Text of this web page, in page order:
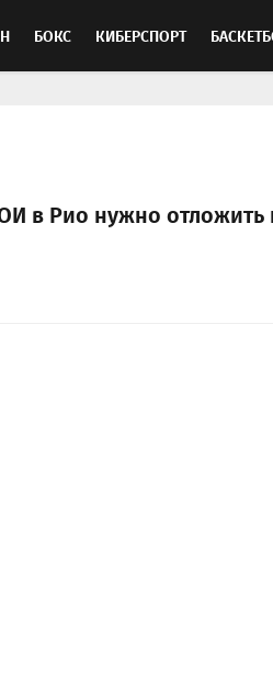
БОКС КИБЕРСПОРТ
в Рио нужно отложить